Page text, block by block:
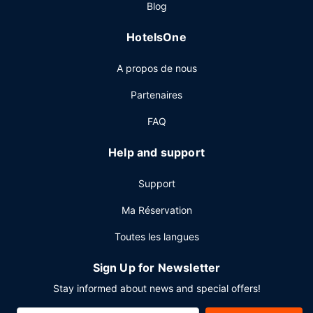
vos petits creux en profitant du service d'étage (horaires
vous trouverez sur place un bar / salon. Un petit déjeuner
12 h 00 et le week-end de 07 h 30 à 13 h 00 (en
d'affaires ouvert 24 h/24, un service de départ express et
un service de nettoyage à sec / blanchisserie.
Blog
HotelsOne
A propos de nous
Partenaires
FAQ
Help and support
Support
Ma Réservation
Toutes les langues
Sign Up for Newsletter
Stay informed about news and special offers!